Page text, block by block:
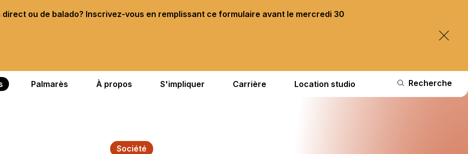
ou de balado? Inscrivez-vous en remplissant ce formulaire avant le mercredi 30
Palmarès À propos S'impliquer Carrière Location studio Recherche
Société